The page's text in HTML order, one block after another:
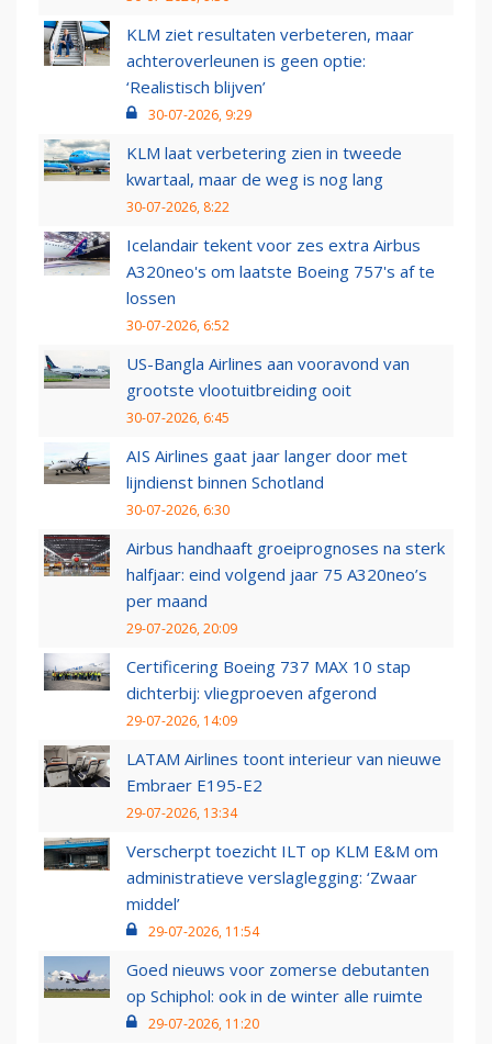
KLM ziet resultaten verbeteren, maar
achteroverleunen is geen optie:
‘Realistisch blijven’
30-07-2026, 9:29
KLM laat verbetering zien in tweede
kwartaal, maar de weg is nog lang
30-07-2026, 8:22
Icelandair tekent voor zes extra Airbus
A320neo's om laatste Boeing 757's af te
lossen
30-07-2026, 6:52
US-Bangla Airlines aan vooravond van
grootste vlootuitbreiding ooit
30-07-2026, 6:45
AIS Airlines gaat jaar langer door met
lijndienst binnen Schotland
30-07-2026, 6:30
Airbus handhaaft groeiprognoses na sterk
halfjaar: eind volgend jaar 75 A320neo’s
per maand
29-07-2026, 20:09
Certificering Boeing 737 MAX 10 stap
dichterbij: vliegproeven afgerond
29-07-2026, 14:09
LATAM Airlines toont interieur van nieuwe
Embraer E195-E2
29-07-2026, 13:34
Verscherpt toezicht ILT op KLM E&M om
administratieve verslaglegging: ‘Zwaar
middel’
29-07-2026, 11:54
Goed nieuws voor zomerse debutanten
op Schiphol: ook in de winter alle ruimte
29-07-2026, 11:20